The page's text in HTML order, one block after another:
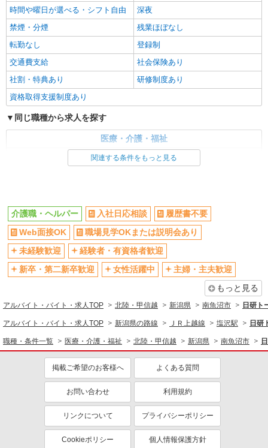
時間や曜日が選べる・シフト自由
深夜
禁煙・分煙
残業ほぼなし
転勤なし
登録制
交通費支給
社会保険あり
社割・特典あり
研修制度あり
資格取得支援制度あり
同じ職種から求人を探す
医療・介護・福祉
週2～3日勤務OK
深夜
交通費支給
社会保険あり
関連する条件をもっと見る
介護職・ヘルパー 入社日応相談
履歴書不要
Web面接OK
職場見学OKまたは説明会あり
未経験歓迎
経験者・有資格者歓迎
新卒・第二新卒歓迎
女性活躍中
主婦・主夫歓迎
もっと見る
アルバイト・バイト・求人TOP 北陸・甲信越 新潟県 南魚沼市 日研ト
アルバイト・バイト・求人TOP 新潟県の路線 ＪＲ上越線 塩沢駅 日研
職種・条件一覧 医療・介護・福祉 北陸・甲信越 新潟県 南魚沼市
掲載ご希望のお客様へ よくある質問
お問い合わせ 利用規約
リンクについて プライバシーポリシー
Cookieポリシー 個人情報保護方針